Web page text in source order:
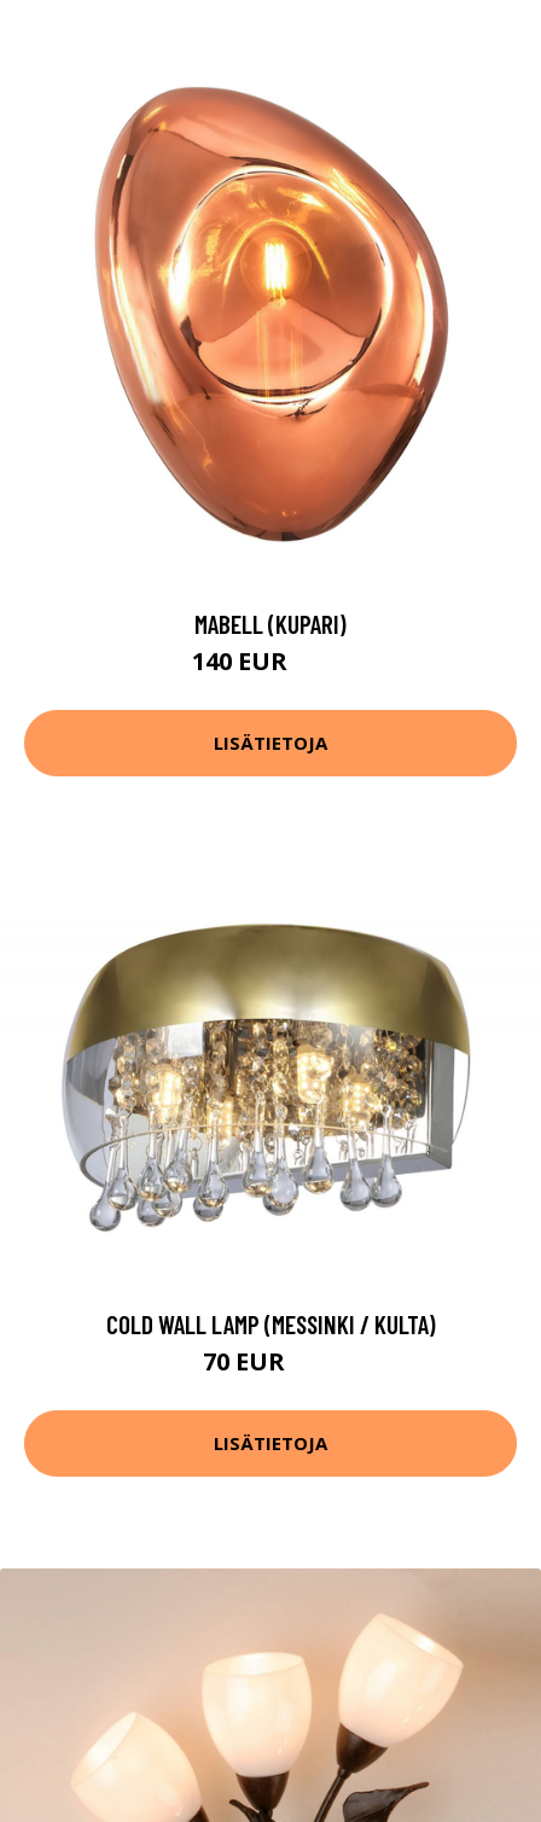
MABELL (KUPARI)
140 EUR
LISÄTIETOJA
COLD WALL LAMP (MESSINKI / KULTA)
70 EUR
LISÄTIETOJA